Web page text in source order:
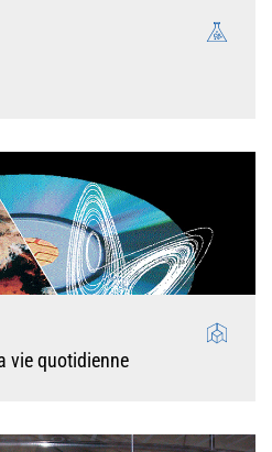
vie quotidienne